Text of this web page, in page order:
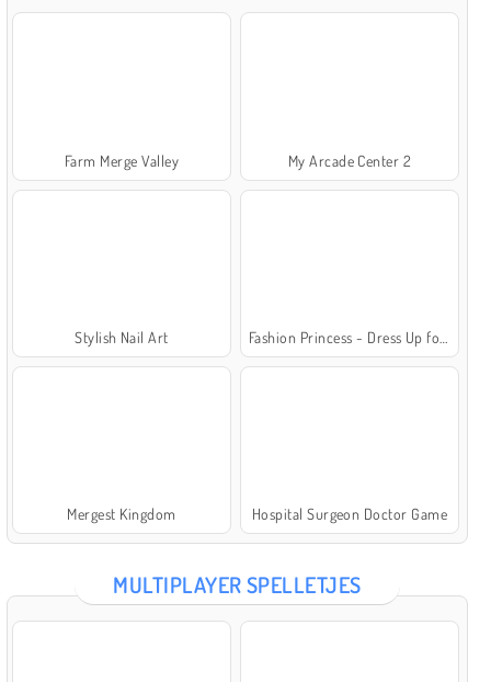
Farm Merge Valley My Arcade Center 2
Stylish Nail Art
Mergest Kingdom Hospital Surgeon Doctor Game
MULTIPLAYER SPELLETJES